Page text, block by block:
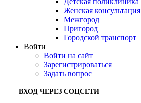
Женская консультация
Межгород
Пригород
Городской транспорт
Войти
Войти на сайт
Зарегистрироваться
Задать вопрос
ВХОД ЧЕРЕЗ СОЦСЕТИ